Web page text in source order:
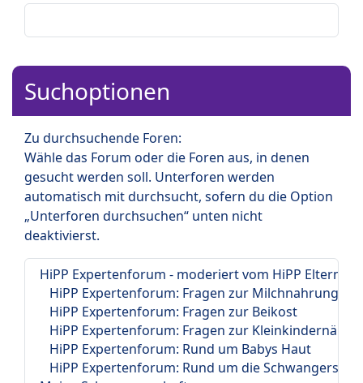
Suchoptionen
Zu durchsuchende Foren:
Wähle das Forum oder die Foren aus, in denen
gesucht werden soll. Unterforen werden
automatisch mit durchsucht, sofern du die Option
„Unterforen durchsuchen“ unten nicht
deaktivierst.